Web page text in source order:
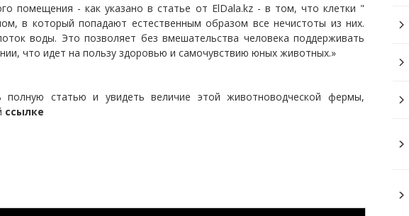
помещения - как указано в статье от ElDala.kz - в том, что клетки "
в который попадают естественным образом все нечистоты из них.
воды. Это позволяет без вмешательства человека поддерживать
что идет на пользу здоровью и самочувствию юных животных.»
полную статью и увидеть величие этой животноводческой фермы,
ссылке